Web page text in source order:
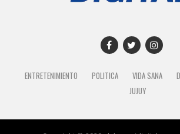
ENTRETENIMIENTO POLITICA VIDA SANA
JUJUY